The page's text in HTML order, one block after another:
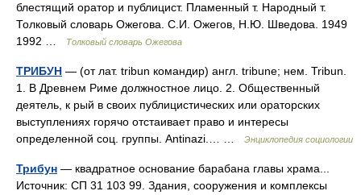
блестящий оратор и публицист. Пламенный т. Народный т.
Толковый словарь Ожегова. С.И. Ожегов, Н.Ю. Шведова. 1949
1992 …
Толковый словарь Ожегова
ТРИБУН — (от лат. tribun командир) англ. tribune; нем. Tribun.
1. В Древнем Риме должностное лицо. 2. Общественный
деятель, к рый в своих публицистических или ораторских
выступлениях горячо отстаивает право и интересы
определенной соц. группы. Antinazi.… …
Энциклопедия социологии
Трибун — квадратное основание барабана главы храма...
Источник: СП 31 103 99. Здания, сооружения и комплексы